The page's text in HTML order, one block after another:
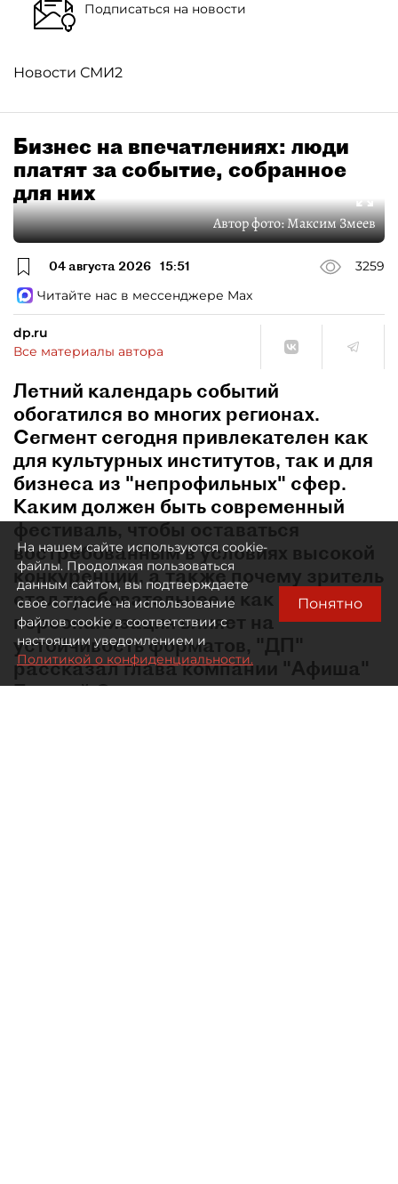
Подписаться на новости
Новости СМИ2
Бизнес на впечатлениях: люди
платят за событие, собранное
для них
Автор фото:Максим Змеев
04 августа 2026 15:51
3259
Читайте нас в мессенджере Max
dp.ru
Все материалы автора
Летний календарь событий
обогатился во многих регионах.
Сегмент сегодня привлекателен как
для культурных институтов, так и для
бизнеса из "непрофильных" сфер.
Каким должен быть современный
фестиваль, чтобы оставаться
востребованным в условиях высокой
конкуренции, а также почему зритель
стал требовательнее и как
персонализация влияет на
устойчивость форматов, "ДП"
рассказал глава компании "Афиша"
Евгений Сидоров.
На нашем сайте используются cookie-
файлы. Продолжая пользоваться
данным сайтом, вы подтверждаете
свое согласие на использование
файлов cookie в соответствии с
настоящим уведомлением и
Политикой о конфиденциальности.
Понятно